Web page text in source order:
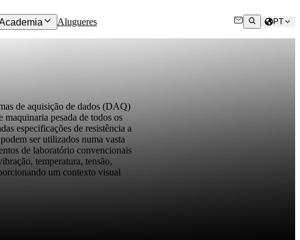
Alugueres PT
de aquisição de dados (DAQ)
maquinaria pesada de todos os
especificações de resistência a
ser utilizados numa vasta
de laboratório convencionais
temperatura, tensão,
um contexto visual